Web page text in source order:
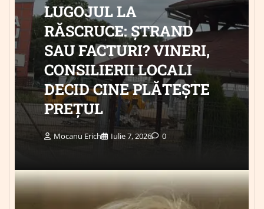
LUGOJUL LA
RĂSCRUCE: ȘTRAND
SAU FACTURI? VINERI,
CONSILIERII LOCALI
DECID CINE PLĂTEȘTE
PREȚUL
Mocanu Erich Iulie 7, 2026 0